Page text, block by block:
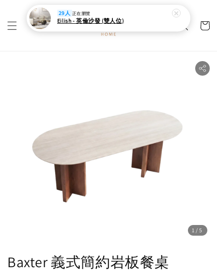
1 /5
Baxter 義式簡約岩板餐桌
29人 正在瀏覽
Eilish - 英倫沙發 (雙人位)